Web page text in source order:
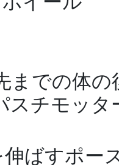
までの体の
チモッタ
ばすポーズ